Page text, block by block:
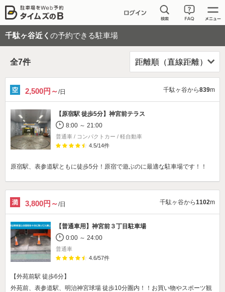
千駄ヶ谷近く の予約できる駐車場
全7件
2,500円～/日 千駄ヶ谷から839m
【原宿駅 徒歩5分】 神宮前テラス
8:00 ～ 21:00
普通車 / コンパクトカー / 軽自動車
4.5/14件
原宿駅、表参道駅ともに徒歩5分！原宿で遊ぶのに最適な駐車場です！！
3,800円～/日 千駄ヶ谷から1102m
【普通車用】 神宮前３丁目駐車場
0:00 ～ 24:00
普通車
4.6/57件
【外苑前駅 徒歩6分】
外苑前、表参道駅、明治神宮球場 徒歩10分圏内！！お買い物やスポーツ観